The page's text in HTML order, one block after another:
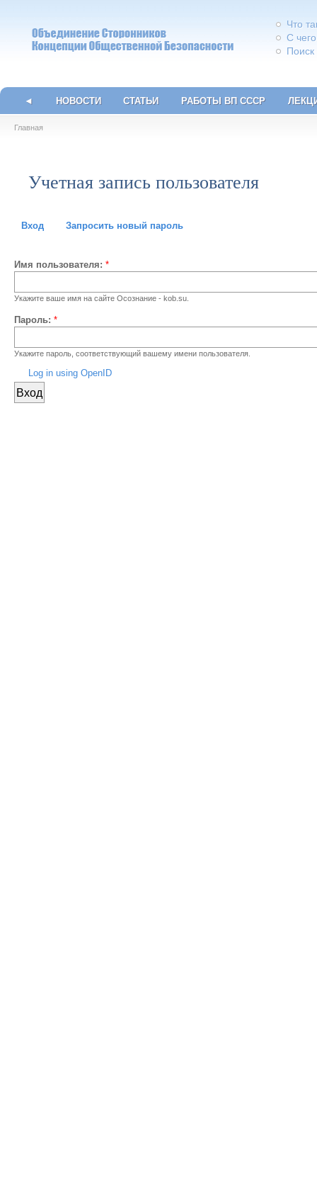
Что
С
◄ НОВОСТИ СТАТЬИ РАБОТЫ ВП СССР
Главная
Учетная запись пользователя
Вход Запросить новый пароль
Имя пользователя: *
Укажите ваше имя на сайте Осознание - kob.su.
Пароль: *
Укажите пароль, соответствующий вашему имени пользователя.
Log in using OpenID